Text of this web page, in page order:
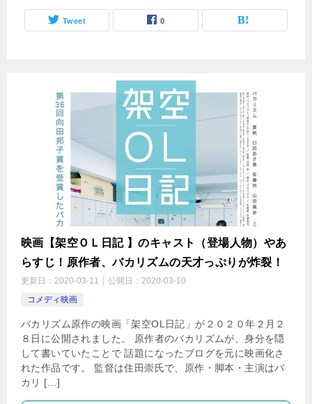
Tweet 0
映画【架空ＯＬ日記 】のキャスト（登場人物）やあ
らすじ！原作者、バカリズムの天才っぷりが炸裂！
更新日： 2020-03-11 公開日： 2020-03-10
コメディ映画
バカリズム原作の映画「架空OL日記」が２０２０年２月２
８日に公開されました。 原作者のバカリズムが、身分を隠
して書いていたことで 話題になったブログを元に映画化さ
れた作品です。 監督は住田崇氏で、原作・脚本・主演はバ
カリ […]